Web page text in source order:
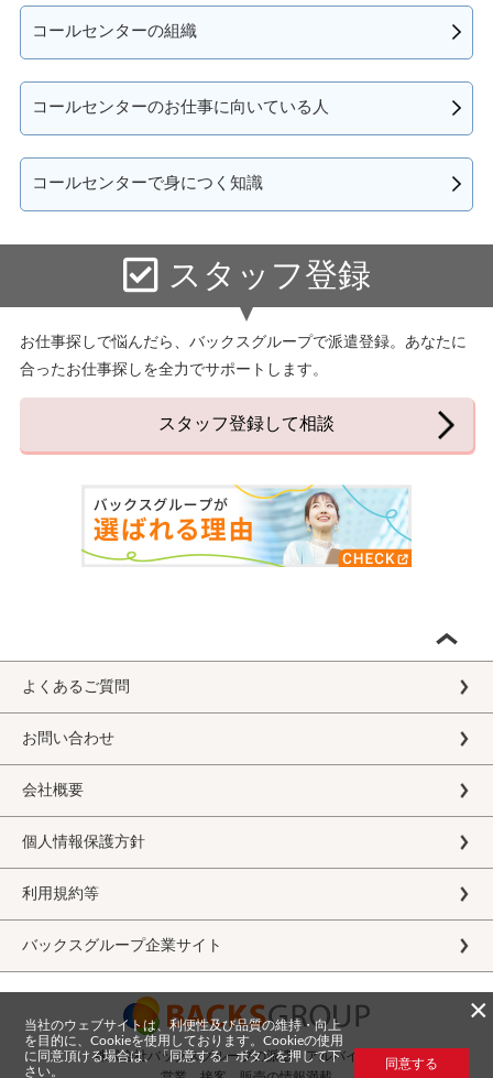
コールセンターの組織
コールセンターのお仕事に向いている人
コールセンターで身につく知識
スタッフ登録
お仕事探しで悩んだら、バックスグループで派遣登録。あなたに
合ったお仕事探しを全力でサポートします。
スタッフ登録して相談
よくあるご質問
お問い合わせ
会社概要
個人情報保護方針
利用規約等
バックスグループ企業サイト
株式会社バックスグループの派遣・アルバイト求人
×
当社のウェブサイトは、利便性及び品質の維持・向上
を目的に、Cookieを使用しております。Cookieの使用
に同意頂ける場合は、「同意する」ボタンを押して下
さい。
同意する